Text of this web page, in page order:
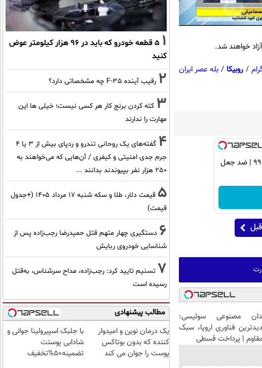
خواهند شد.
/ روبیکا / بله عصر ایران
خرید شمش زیوتو ۰.۵ گرمی عیار ۹۹۵ | ضد جعل
مصنوعی سوئیسی:
فناوری اروپا، سبک
| پرداخت قسطی
1
۵ قطعه خودرو که باید در ۹۶ هزار کیلومتر عوض
کنید
2 رقیب آینده F-35 چه مشخصاتی دارد؟
3 کته کردن برنج کار هر کسی نیست؛ خیلی ها این
مهارت را ندارند
4
گفته‌های یک روحانی تندرو و ردپای بیش از ۳ یا ۴
جرم جدی امنیتی و کیفری / آن‌هایی که می‌خواهند به
۲۵۰ هزار نفر بپیوندند بدانند ...
5
قیمت دلار، طلا و سکه شنبه ۱۷ مرداد ۱۴۰۵ (+جدول
قیمت)
6 دستگیری چهار متهم قتل حمیدرضا رجب‌زاده پس از
شناسایی خودروی ربایش
7 تسنیم تایید کرد: رجب‌زاده، مداح سرشناس، به‌قتل
رسیده است
مطالب پیشنهادی
یک درمان نوین و امیدوار
کننده که بدون بوتاکس
پوست را جوان می کند
با جلبک اسپیرولینا جوانی و
شادابی پوستت
تضمینه50%تخفیف